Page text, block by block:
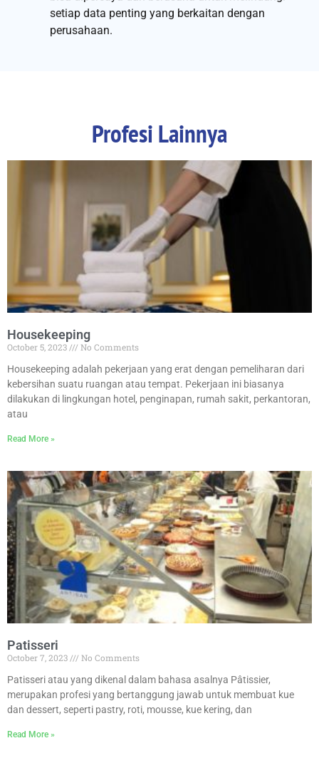
setiap data penting yang berkaitan dengan
perusahaan.
Profesi Lainnya
Housekeeping
October 5, 2023
No Comments
Housekeeping adalah pekerjaan yang erat dengan pemeliharan dari
kebersihan suatu ruangan atau tempat. Pekerjaan ini biasanya
dilakukan di lingkungan hotel, penginapan, rumah sakit, perkantoran,
atau
Read More »
Patisseri
October 7, 2023
No Comments
Patisseri atau yang dikenal dalam bahasa asalnya Pâtissier,
merupakan profesi yang bertanggung jawab untuk membuat kue
dan dessert, seperti pastry, roti, mousse, kue kering, dan
Read More »